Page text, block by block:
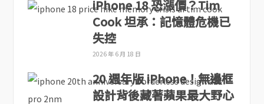
iPhone 18 恐漲價？Tim
Cook 坦承：記憶體危機已
失控
2026 年 6 月 18 日
20 週年版 iPhone！無邊框
設計背後藏著蘋果最大野心